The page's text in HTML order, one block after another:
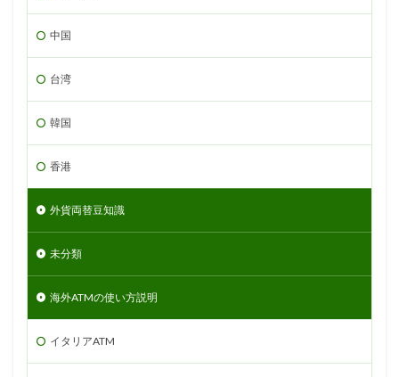
中国
台湾
韓国
香港
外貨両替豆知識
未分類
海外ATMの使い方説明
イタリアATM